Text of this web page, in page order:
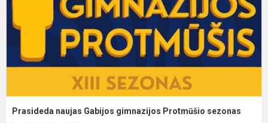
Prasideda naujas Gabijos gimnazijos Protmūšio sezonas